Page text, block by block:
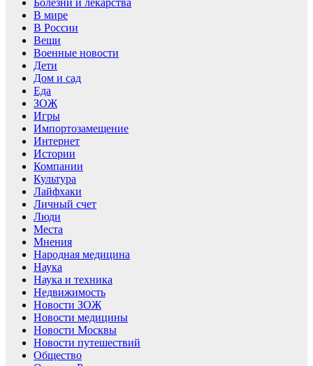
Болезни и лекарства
В мире
В России
Вещи
Военные новости
Дети
Дом и сад
Еда
ЗОЖ
Игры
Импортозамещение
Интернет
Истории
Компании
Культура
Лайфхаки
Личный счет
Люди
Места
Мнения
Народная медицина
Наука
Наука и техника
Недвижимость
Новости ЗОЖ
Новости медицины
Новости Москвы
Новости путешествий
Общество